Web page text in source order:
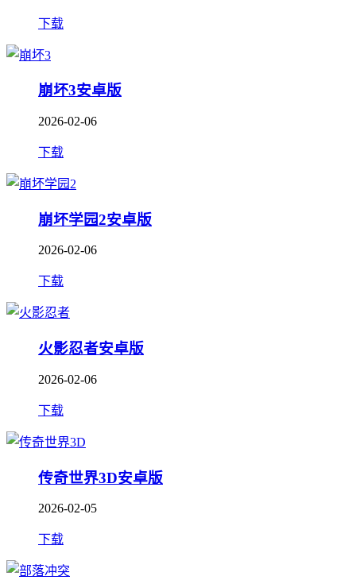
下载
崩坏3安卓版
2026-02-06
下载
崩坏学园2安卓版
2026-02-06
下载
火影忍者安卓版
2026-02-06
下载
传奇世界3D安卓版
2026-02-05
下载